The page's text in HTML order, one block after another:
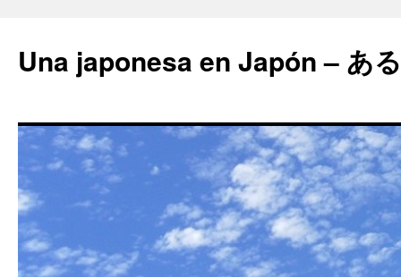
Una japonesa en Japón – あ